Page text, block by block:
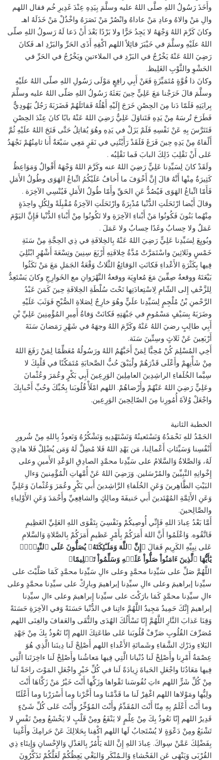
وأَخَذَ رَسُولُ اللهِ صلَّى اللهُ عليه وسلَّمَ بِيَدِهِ عِنْدَ غَدِيرِ خُم فقال اللهم
والِ مَنْ والاهُ وعادِ مَنْ عاداهُ وانْصُرْ مَنْ نَصَرَهُ واخْذُلْ مَنْ خَذَلَهُ اهـ
وكانَ كَرَّمَ اللهُ وَجْهَهُ لا يَجِدُ حَرًّا ولا بَرْدًا بَعْدَ أَنْ دَعا لَهُ رَسولُ اللهِ صلّى
اللهُ علَيْهِ وسلَّمَ في خَيْبَرَ قائِلاً اللهم اكْفِهِ أَذَى الحَرِّ والبَرْدِ اهـ فَكانَ
رَضِيَ اللهُ عَنْهُ يَخْرُجُ في البَرْدِ في الملاءتينِ ويَخْرُجُ في الحَرِّ في
الحَشْوِ والثَّوْبِ الغَلِيظ.
وكانَ ذا قُوَّةٍ مُتَمَيِّزَةٍ فَعَنْ أَبِي رافِعٍ مَوْلَى رَسُولِ اللهِ صلّى اللهُ علَيْهِ
وسلَّمَ قالَ خَرَجْنا مَعَ عَلِيٍّ حِينَ بَعَثَهُ رَسُولُ اللهِ صَلّى اللهُ عليه وسلَّمَ
بِرايَتِهِ فَلَمّا دَنا مِنَ الحِصْنِ خَرَجَ إِلَيْهِ أَهْلُهُ فَقاتَلَهُمْ فَضَرَبَهُ رَجُلٌ يَهُودِيٌّ
فَطَرَحَ تُرسَهُ مِنْ يَدِهِ فَتَناوَلَ عَلِيٌّ رَضِيَ اللهُ عَنْهُ بابًا كانَ عِنْدَ الحِصْنِ
فَتَتَرَّسَ بِهِ عَنْ نَفْسِهِ فَلَمْ يَزَلْ في يَدِهِ وهُوَ يُقاتِلُ حَتَّى فَتَحَ اللهُ علَيْهِ ثُمَّ
أَلْقاهُ مِنْ يَدِهِ حِينَ فَرَغَ فَلَقَدْ رَأَيْتُنِي في نَفَرٍ مَعِي سَبْعَةٌ أَنا ثامِنُهُمْ نَجْهَدُ
عَلى أَنْ نَقْلِبَ ذَلِكَ البابَ فَما نَقْلِبُه .
ولَقَدْ كانَ لِسَيِّدِنا عَلِيٍّ رَضِيَ اللهُ عنه وكَرَّمَ اللهُ وَجْهَهُ أَقْوالٌ وَمَوَاعِظُ
كَثِيرَةٌ مِنْها أَنَّهُ قالَ إِنَّ أَخْوَفَ ما أَخافُ عَلَيْكُمُ اتِّباعُ الهَوَى وطُولُ الأَمَلِ
فَأَمّا اتِّباعُ الهَوَى فَيُصُدُّ عَنِ الحَقِّ وأَمّا طُولُ الأَمَلِ فَيُنْسِي الآخِرَة .
وقالَ أَيْضا ارْتَحَلَتِ الدُّنْيا مُدْبِرَةً وارْتَحَلَتِ الآخِرَةُ مُقْبِلَةً ولِكُلِ واحِدَةٍ
مِنْهُما بَنُونَ فَكُونُوا مَنْ أَبْناءِ الآخِرَةِ ولا تَكُونُوا مِنْ أَبْناءِ الدُّنْيا فَإِنَّ اليَوْمَ
عَمَلٌ ولا حِسابٌ وغَدًا حِسابٌ ولا عَمَلَ .
وبُويِعَ لِسَيِّدِنا عَلِيٍّ رَضِيَ اللهُ عَنْهُ بِالخِلافَةِ في ذِي الحِجَّةِ مِنْ سَنَةِ
خَمْسٍ وثَلاثِينَ واسْتَمَرَّتْ مُدَّةُ خِلافَتِهِ أَرْبَعَ سِنِينَ وتِسْعَةَ أَشْهُرٍ ابْتُلِيَ
فِيها بِكَثْرَةِ الأَعْداءِ فَكانَتِ الوَقائِعُ الثَّلاثُ وَقْعَةُ الجَمَلِ مَعَ مَنْ نَكَثُوا
بَيْعَتَهُ ووقعةُ صِفِّينَ مَعَ مُعاوِيَة ووقعةُ النَّهْرَوانِ مع الخَوارِجِ وكانَ يَسْتَعِدُّ
لِلزَّحْفِ إِلى الشّامِ لِاسْتِعادَتِها تَحْتَ سُلْطَةِ الخِلافَةِ حِينَ كَمَنَ عَبْدُ
الرَّحْمنِ بْنُ مُلْجِمٍ لِسَيِّدِنا علَيٍّ وهُوَ خارِجٌ لِصَلاةِ الصُّبْحِ فَوَثَبَ عَلَيْهِ
وضَرَبَهُ بِسَيْفٍ مَسْمُومٍ في جَبْهَتِهِ فَكانَتْ وَفاةُ أَمِيرِ المُؤْمِنِينَ عَلِيِّ بْنِ
أَبِي طالِبٍ رضيَ اللهُ عَنْهُ وكَرَّمَ اللهُ وجهَهُ في شَهْرِ رَمَضانَ سَنَةَ
أَرْبَعِينَ عَنْ ثَلاثٍ وسِتِّينَ سَنَة.
أَخِي المُسْلِمَ كُنْ مُحِبًّا لِمَنْ أَحَبَّهُمُ اللهُ ورَسُولُهُ مُعَظِّمًا لِمَنْ رَفَعَ اللهُ
مِنْ شَأْنِهِمْ وأَعْلَى قَدْرَهُمْ ولْيَبْقَ حُبُّ الصَّحابَةِ مُتَمَكّنًا في قَلْبِكَ لا
سِيَّما الخُلَفاءِ الراشِدِينَ العامِلِينَ الوَرِعِينَ أَبِي بَكْرٍ وعُمَرَ وعُثْمانَ
وعَلِيٍّ رَضِيَ اللهُ عَنْهُمْ وأَرْضاهُمْ. اللهم امْلَأْ قُلُوبَنا بِحُبِّكَ وحُبِّ أَحْبابِكَ
واجْعَلْ وُلاَةَ أُمُورِنا مِنَ الصّالِحِينَ الوَرِعِين.
الخطبة الثانية
الحَمْدُ للهِ نَحْمَدُهُ وَنَسْتَعينُهُ وَنَسْتَهْدِيهِ وَنَشْكُرُهُ وَنَعوذُ بِاللهِ مِنْ شُرورِ
أَنْفُسِنا وَسَيِّئاتِ أَعْمالِنا، مَن يَهْدِ اللهُ فَلا مُضِلَّ لَهُ وَمَن يُضْلِلْ فَلا هادِيَ
لَهُ، وَالصَّلاةُ وَالسَّلامُ على سَيِّدِنا محمَّدٍ الصادِقِ الوَعْدِ الأَمينِ وعلى
إِخْوانِهِ النَّبِيِّينَ والمُرْسَلين. وَرَضِيَ اللهُ عَنْ أُمَّهاتِ الْمُؤْمِنينَ وَءالِ
البَيْتِ الطَّاهِرينَ وَعَنِ الخُلَفاءِ الرَّاشِدينَ أَبي بَكْرٍ وعُمَرَ وَعُثْمانَ وَعَلِيٍّ
وَعَنِ الأَئِمَّةِ المُهْتَدينَ أَبي حَنيفَةَ ومالِكٍ والشافِعِيِّ وأَحْمَدَ وَعَنِ الأَوْلِياءِ
والصَّالِحينَ.
أَمَّا بَعْدُ عِبادَ اللهِ فَإِنِّي أُوصِيكُمْ ونَفْسِيَ بِتَقْوَى اللهِ العَلِيِّ العَظِيمِ
فَاتَّقُوه. وَاعْلَمُوا أَنَّ اللهَ أَمَرَكُمْ بِأَمْرٍ عَظيمٍ أَمَرَكُمْ بِالصَّلاةِ وَالسَّلامِ
عَلى نِبِيِّهِ الكَرِيمِ فَقالَ ﴿إِنَّ ٱللَّهَ وَمَلَـٰٓئِكَتَهُۥ يُصَلُّونَ عَلَى ٱلنَّبِيِّۚ
يَٰأَيُّهَا ٱلَّذِينَ ءَامَنُواْ صَلُّواْ عَلَيۡهِ وَسَلِّمُواْ تَسۡلِيمًا﴾
اللَّهُمَّ صَلِّ على سَيِّدِنا محمَّدٍ وعلى ءالِ سَيِّدِنا محمَّدٍ كَمَا صَلَّيْتَ على
سيِّدِنا إبراهيمَ وعلى ءالِ سيِّدِنا إبراهيمَ وبارِكْ على سيِّدِنا محمَّدٍ وعلى
ءالِ سيِّدِنا محمَّدٍ كَمَا بارَكْتَ على سيِّدِنا إِبراهيمَ وعلى ءالِ سيِّدِنا
إبراهيمَ إِنَّكَ حَمِيدٌ مَجِيدٌ اللَّهُمَّ ءاتِنا في الدُّنْيا حَسَنَةً وَفي الآخِرَةِ حَسَنَةً
وَقِنَا عَذابَ النَّارِ اللَّهُمَّ إِنّا نَسْأَلُكَ الهُدَى والتُّقَى والعَفافَ والغِنَى اللهم
مُصَرِّفَ القُلُوبِ صَرِّفْ قُلُوبَنا عَلى طاعَتِكَ اللهم إِنّا نَعُوذُ بِكَ مِنْ جَهْدِ
البَلاءِ ودَرْكِ الشَّقاءِ وشَماتَةِ الأَعْداءِ اللهم أَصْلِحْ لَنا دِينَنا الَّذِي هُوَ
عِصْمَةُ أَمْرِنا وأَصْلِحْ لَنا دُنْيانا الَّتِي فِيها مَعاشُنا وأَصْلِحْ لَنا ءاخِرَتَنا الَّتِي
فِيها مَعَادُنَا واجْعَلِ الحَياةَ زِيادَةً لَنا في كُلِّ خَيْرٍ واجْعَلِ المَوْتَ راحَةً لَنا
مِنْ كُلِّ شَرٍّ اللهم ءاتِ نُفُوسَنا تَقْواها وزَكِّها أَنْتَ خَيْرُ مَنْ زَكَّاهَا أَنْتَ
ولِيُّها ومَوْلاها اللهم اغْفِرْ لَنا ما قَدَّمْنا وما أَخَّرْنا وما أَسْرَرْنا وما أَعْلَنّا
وما أَنْتَ أَعْلَمُ بِهِ مِنّا أَنْتَ المُقَدِّمُ وأَنْتَ المُؤَخِّرُ وأَنْتَ عَلى كُلِّ شَىْءٍ
قَدِيرٌ اللهم إِنّا نَعُوذُ بِكَ مِنْ عِلْمٍ لا يَنْفَعُ ومِنْ قَلْبٍ لا يَخْشَعُ ومِنْ نَفْسٍ لا
تَشْبَعُ ومِنْ دَعْوَةٍ لا يُسْتَجابُ لَها اللهم اكْفِنا بِحَلالِكَ عَنْ حَرامِكَ وأَغْنِنا
بِفَضْلِكَ عَمَّنْ سِواكَ. عِبادَ اللهِ إِنَّ اللهَ يَأْمُرُ بِالعَدْلِ وَالإِحْسانِ وَإِيتَاءِ ذِي
القُرْبَى وَيَنْهَى عَنِ الفَحْشاءِ وَالـمُنْكَرِ وَالبَغْيِ يَعِظُكُمْ لَعَلَّكُمْ تَذَكَّرُونَ